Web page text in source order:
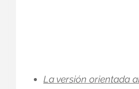
La versión orientada